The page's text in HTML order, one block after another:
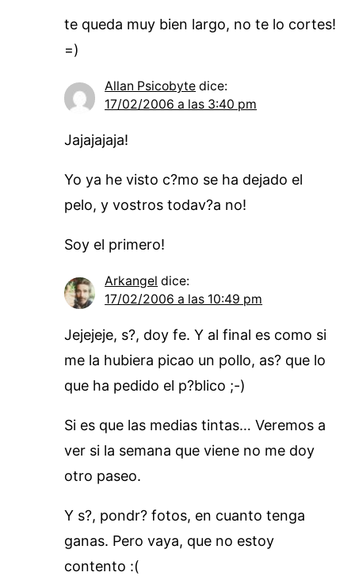
te queda muy bien largo, no te lo cortes!
=)
Allan Psicobyte dice:
17/02/2006 a las 3:40 pm
Jajajajaja!
Yo ya he visto c?mo se ha dejado el
pelo, y vostros todav?a no!
Soy el primero!
Arkangel dice:
17/02/2006 a las 10:49 pm
Jejejeje, s?, doy fe. Y al final es como si
me la hubiera picao un pollo, as? que lo
que ha pedido el p?blico ;-)
Si es que las medias tintas… Veremos a
ver si la semana que viene no me doy
otro paseo.
Y s?, pondr? fotos, en cuanto tenga
ganas. Pero vaya, que no estoy
contento :(